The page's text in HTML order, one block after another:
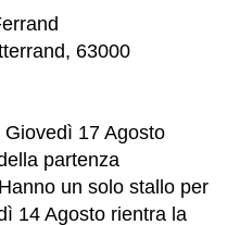
63000
17 Agosto
partenza
un solo stallo per
14 Agosto rientra la